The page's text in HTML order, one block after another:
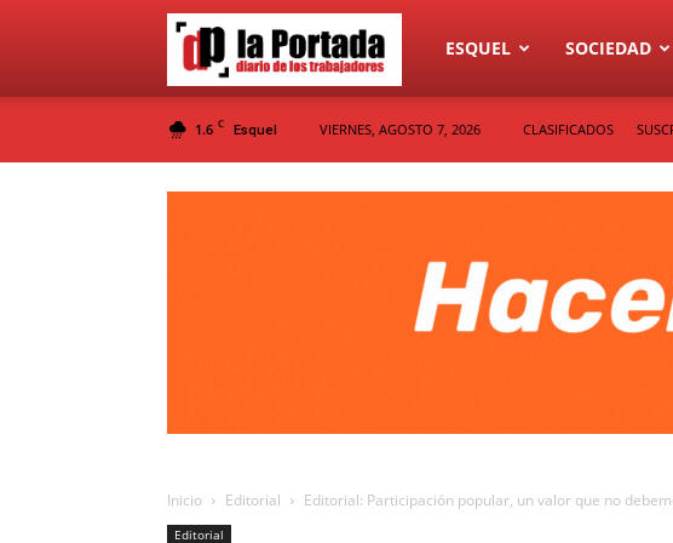
Diario
La
ESQUEL SOCIEDAD
1.6 C Esquel VIERNES, AGOSTO 7, 2026 CLASIFICADOS
Inicio Editorial Editorial: Participación popular, un valor que no
Editorial